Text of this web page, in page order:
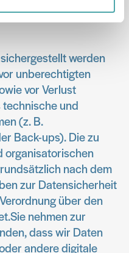
ihnen bereitgestellt
werden
unberechtigten
vor Verlust
und
(z. B.
Back-ups). Die zu
organisatorischen
nach dem
zur Datensicherheit
über den
nehmen zur
dass wir Daten
andere digitale